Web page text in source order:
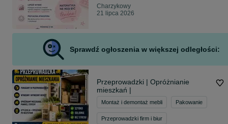
Charzykowy
21 lipca 2026
Sprawdź ogłoszenia w większej odległości:
Przeprowadzki | Opróżnianie
mieszkań |
Montaż i demontaż mebli Pakowanie
Przeprowadzki firm i biur